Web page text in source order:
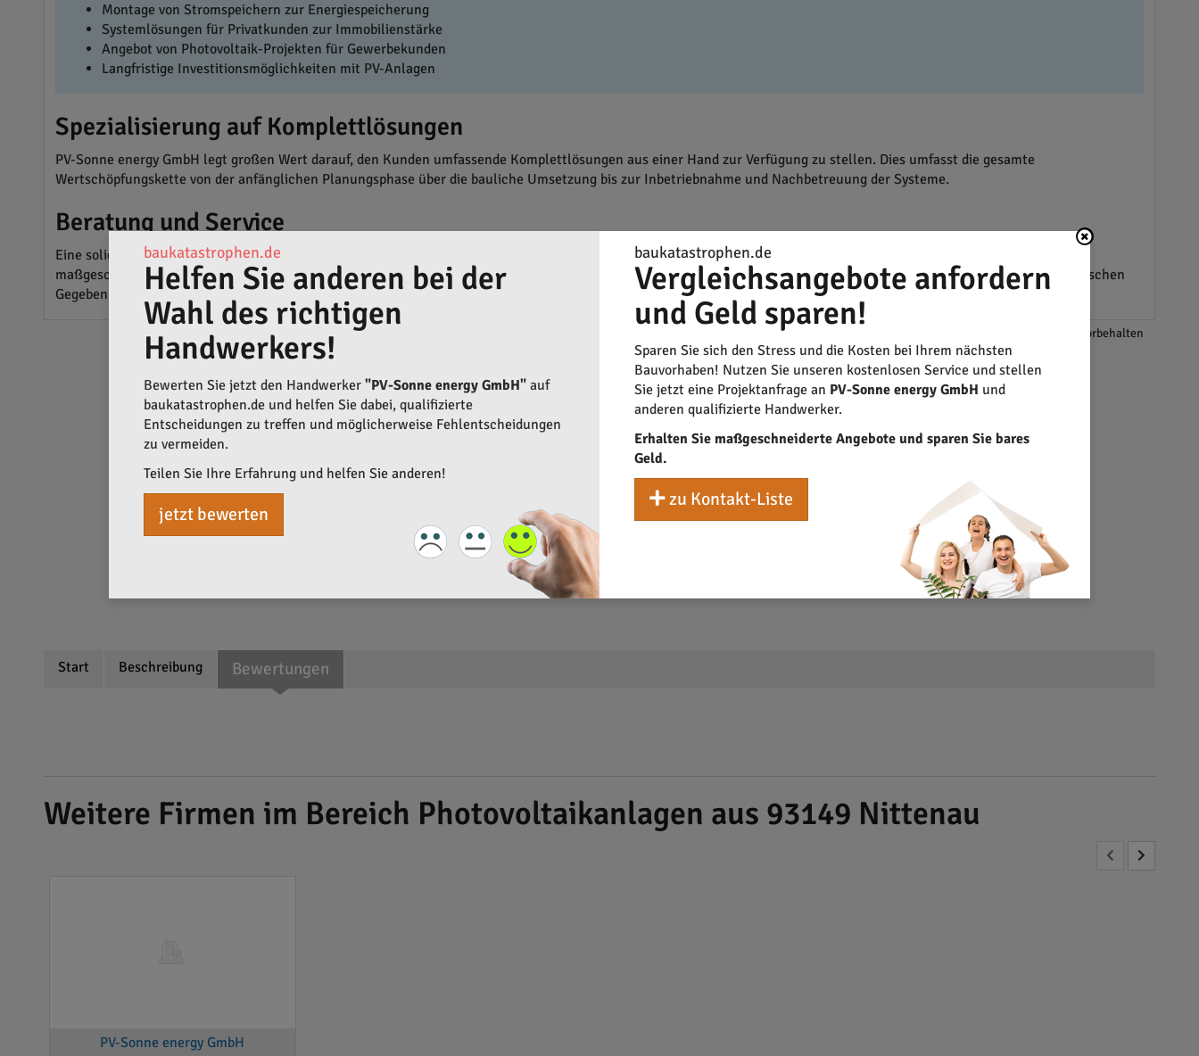
Montage von Stromspeichern zur Energiespeicherung
Systemlösungen für Privatkunden zur Immobilienstärke
Angebot von Photovoltaik-Projekten für Gewerbekunden
Langfristige Investitionsmöglichkeiten mit PV-Anlagen
Spezialisierung auf Komplettlösungen
PV-Sonne energy GmbH legt großen Wert darauf, den Kunden umfassende Komplettlösungen aus einer Hand zur Verfügung zu stellen. Dies umfasst die gesamte
Wertschöpfungskette von der anfänglichen Planungsphase über die bauliche Umsetzung bis zur Inbetriebnahme und Nachbetreuung der Systeme.
Beratung und Service
Eine solide Beratung und transparente Kommunikation entlang des gesamten Projekts stehen im Zentrum der Unternehmensphilosophie. Kunden können sich auf
maßgeschneiderte Angebote und ein professionelles Service-Team freuen, das sie über die gesamte Laufzeit der Solaranlage hinweg unterstützt. Dabei werden die spezifischen
Gegebenheiten vor Ort berücksichtigt, um das Potenzial der Solaranlage optimal auszuschöpfen.
*Änderungen und Irrtümer vorbehalten
Start Beschreibung Bewertungen
Weitere Firmen im Bereich Photovoltaikanlagen aus 93149 Nittenau
PV-Sonne energy GmbH
baukatastrophen.de
Helfen Sie anderen bei der
Wahl des richtigen
Handwerkers!
Bewerten Sie jetzt den Handwerker "PV-Sonne energy GmbH" auf
baukatastrophen.de und helfen Sie dabei, qualifizierte
Entscheidungen zu treffen und möglicherweise Fehlentscheidungen
zu vermeiden.
Teilen Sie Ihre Erfahrung und helfen Sie anderen!
jetzt bewerten
baukatastrophen.de
Vergleichsangebote anfordern
und Geld sparen!
Sparen Sie sich den Stress und die Kosten bei Ihrem nächsten
Bauvorhaben! Nutzen Sie unseren kostenlosen Service und stellen
Sie jetzt eine Projektanfrage an PV-Sonne energy GmbH und
anderen qualifizierte Handwerker.
Erhalten Sie maßgeschneiderte Angebote und sparen Sie bares
Geld.
zu Kontakt-Liste